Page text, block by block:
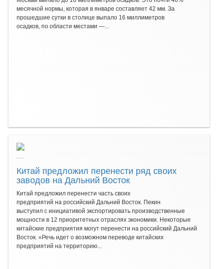
месячной нормы, которая в январе составляет 42 мм. За
прошедшие сутки в столице выпало 16 миллиметров
осадков, по области местами —...
Китай предложил перенести ряд своих
заводов на Дальний Восток
Китай предложил перенести часть своих
предприятий на российский Дальний Восток. Пекин
выступил с инициативой экспортировать производственные
мощности в 12 приоритетных отраслях экономики. Некоторые
китайские предприятия могут перенести на российский Дальний
Восток. «Речь идет о возможном переводе китайских
предприятий на территорию...